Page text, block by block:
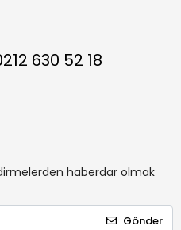
630 52 18
haberdar olmak
Gönder